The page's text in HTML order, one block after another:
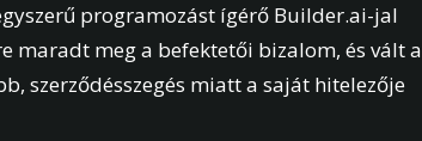
programozást ígérő Builder.ai-jal
maradt meg a befektetői bizalom, és vált a
szerződésszegés miatt a saját hitelezője